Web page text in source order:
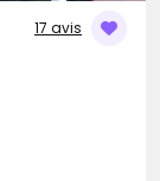
17 avis